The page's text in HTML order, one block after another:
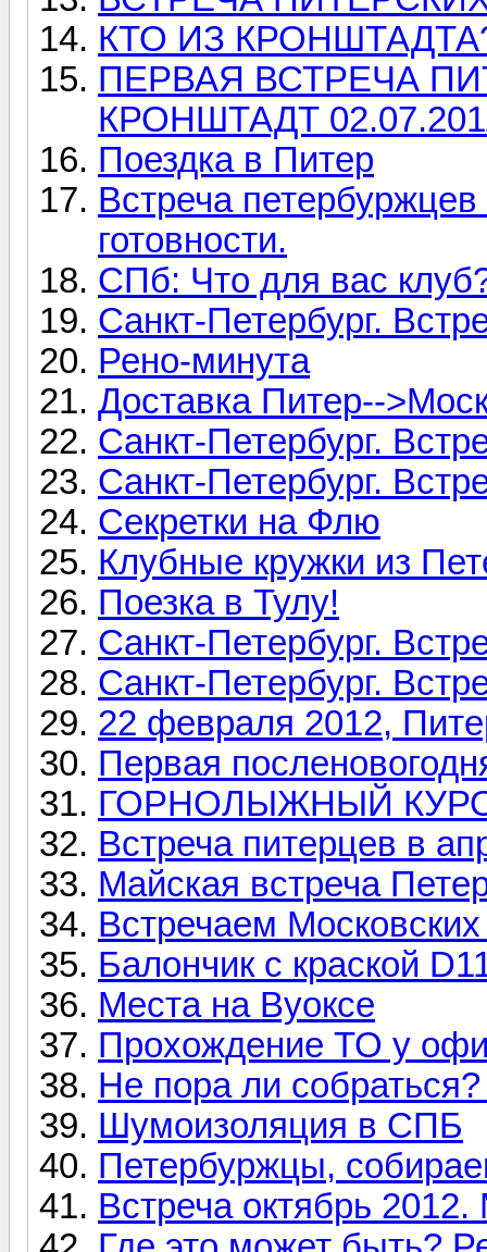
КТО ИЗ
ПЕРВАЯ ВСТРЕЧА
КРОНШТАДТ
Поездка в Питер
Встреча
готовности.
СПб: Что для вас
Санкт-Петербург.
Рено-минута
Доставка Питер--
Санкт-Петербург.
Санкт-Петербург.
Секретки на Флю
Клубные кружки из
Поезка в Тулу!
Санкт-Петербург.
Санкт-Петербург.
22 февраля 2012,
Первая
ГОРНОЛЫЖНЫЙ
Встреча питерцев в
Майская встреча
Встречаем
Балончик с краской
Места на Вуоксе
Прохождение ТО у
Не пора ли собраться?
Шумоизоляция в СПБ
Петербуржцы,
Встреча октябрь